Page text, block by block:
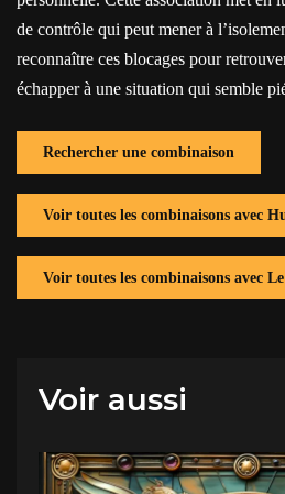
de contrôle qui peut mener à
reconnaître ces blocages pour
échapper à une situation qui semble
Rechercher une combinaison
Voir toutes les combinaisons avec
Voir toutes les combinaisons avec
Voir aussi